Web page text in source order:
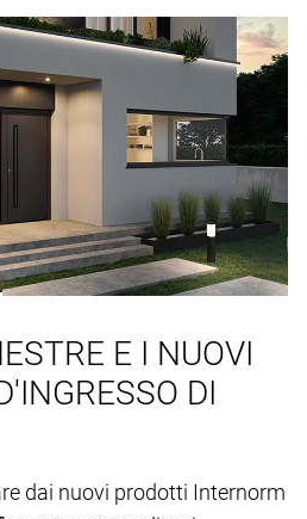
E I NUOVI
DI
dai nuovi prodotti Internorm